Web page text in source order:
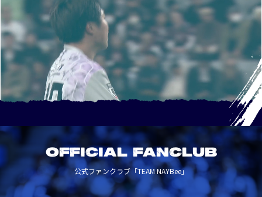
OFFICIAL FANCLUB
公式ファンクラブ「TEAM NAYBee」